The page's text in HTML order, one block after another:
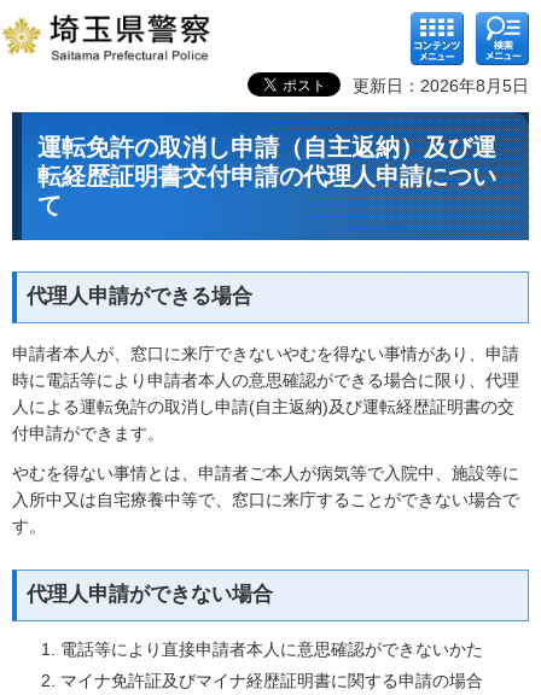
コンテ
ンツメ
ニュー
検索メ
ニュー
更新日：2026年8月5日
運転免許の取消し申請（自主返納）及び運
転経歴証明書交付申請の代理人申請につい
て
代理人申請ができる場合
申請者本人が、窓口に来庁できないやむを得ない事情があり、申請
時に電話等により申請者本人の意思確認ができる場合に限り、代理
人による運転免許の取消し申請(自主返納)及び運転経歴証明書の交
付申請ができます。
やむを得ない事情とは、申請者ご本人が病気等で入院中、施設等に
入所中又は自宅療養中等で、窓口に来庁することができない場合で
す。
代理人申請ができない場合
電話等により直接申請者本人に意思確認ができないかた
マイナ免許証及びマイナ経歴証明書に関する申請の場合